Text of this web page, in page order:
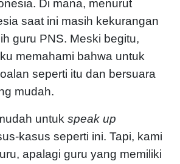
Di mana, menurut
saat ini masih kekurangan
guru PNS. Meski begitu,
memahami bahwa untuk
seperti itu dan bersuara
mudah.
untuk speak up
kasus seperti ini. Tapi, kami
apalagi guru yang memiliki